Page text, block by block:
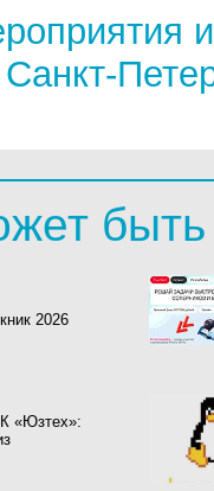
Санкт-
быть
2026
«Юзтех»: